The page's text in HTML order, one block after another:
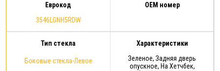
Еврокод
3546LGNH5RDW
OEM номер
Тип стекла
Боковые стекла-Левое
Характеристики
Зеленое, Задняя дверь
опускное, На Хетчбек,